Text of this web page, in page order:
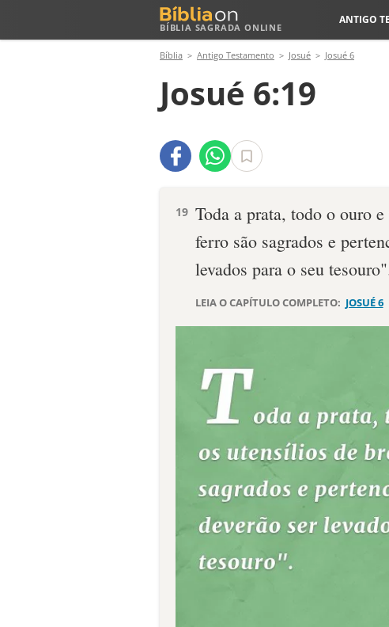
BÍBLIA SAGRADA ONLINE
ANTIGO
Bíblia Antigo Testamento Josué Josué 6
Josué 6:19
19 Toda a prata, todo o ouro
ferro são sagrados e
levados para o seu
LEIA O CAPÍTULO COMPLETO: JOSUÉ 6